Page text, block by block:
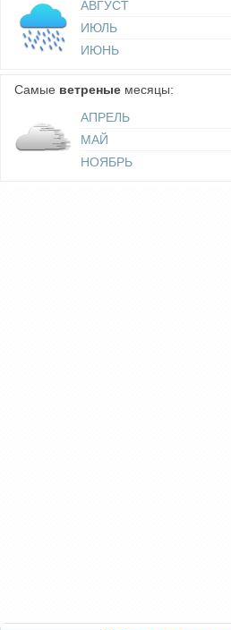
АВГУСТ
ИЮЛЬ
ИЮНЬ
Самые ветреные месяцы:
АПРЕЛЬ
МАЙ
НОЯБРЬ